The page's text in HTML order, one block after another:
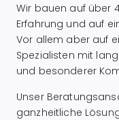
Wir bauen auf über
Erfahrung und auf
Vor allem aber auf
Spezialisten mit
und besonderer
Unser
ganzheitliche